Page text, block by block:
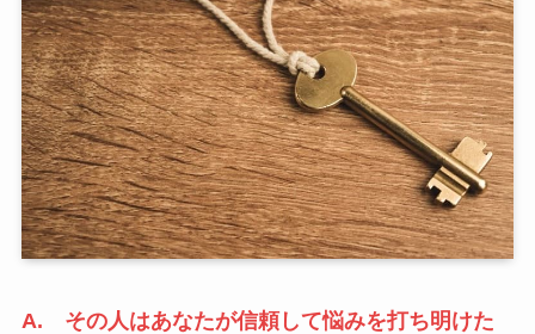
A. その人はあなたが信頼して悩みを打ち明けた